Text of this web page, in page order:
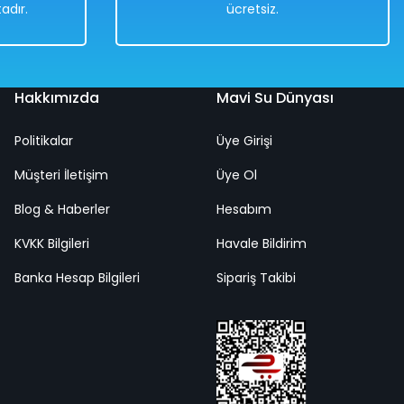
ücretsiz.
Hakkımızda
Politikalar
Müşteri İletişim
Blog & Haberler
KVKK Bilgileri
Banka Hesap Bilgileri
Mavi Su Dünyası
Üye Girişi
Üye Ol
Hesabım
Havale Bildirim
Sipariş Takibi